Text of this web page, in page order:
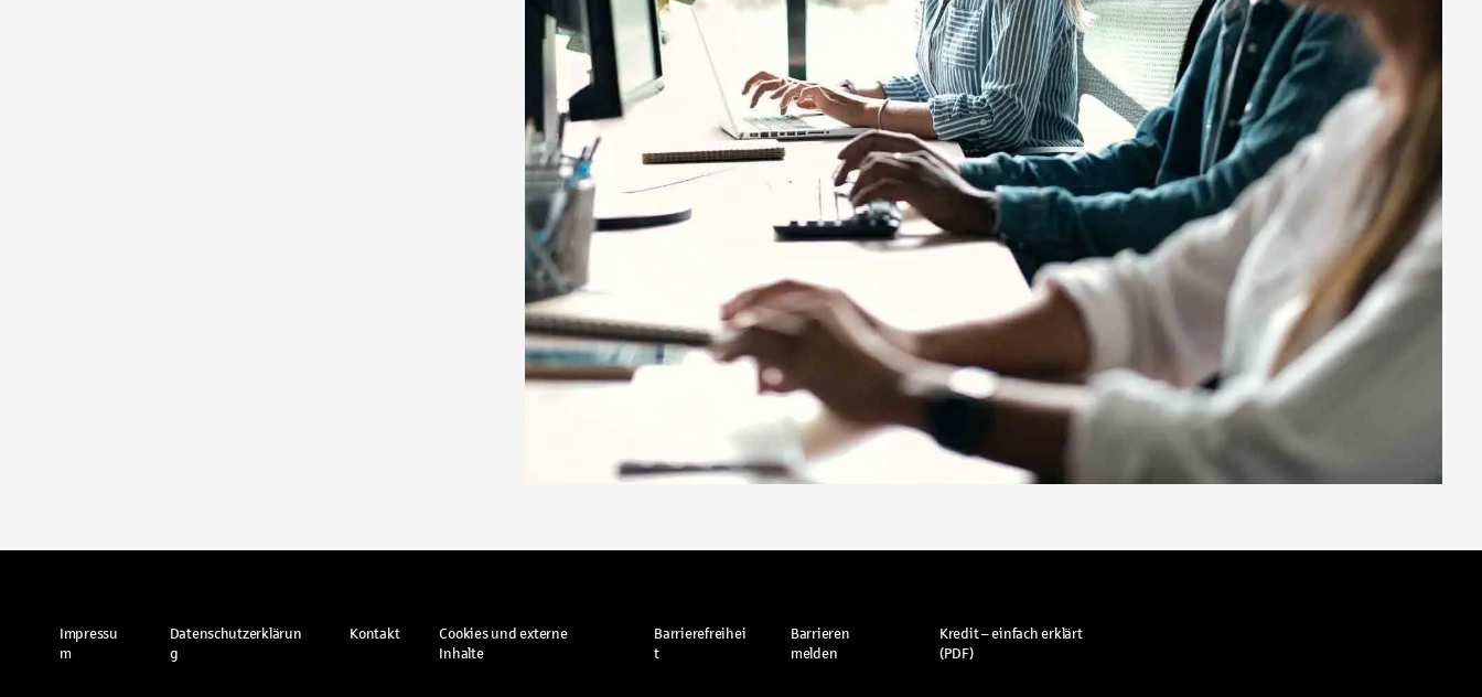
Impressu
m
Datenschutzerklärun
g
Kontakt
Cookies und externe
Inhalte
Barrierefreihei
t
Barrieren
melden
Kredit – einfach erklärt
(PDF)